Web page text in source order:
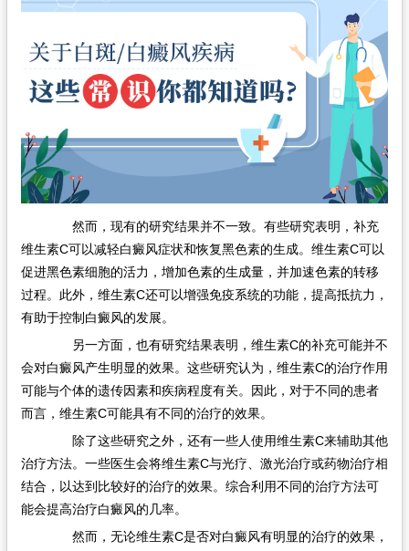
然而，现有的研究结果并不一致。有些研究表明，补充
维生素C可以减轻白癜风症状和恢复黑色素的生成。维生素C可以
促进黑色素细胞的活力，增加色素的生成量，并加速色素的转移
过程。此外，维生素C还可以增强免疫系统的功能，提高抵抗力，
有助于控制白癜风的发展。
另一方面，也有研究结果表明，维生素C的补充可能并不
会对白癜风产生明显的效果。这些研究认为，维生素C的治疗作用
可能与个体的遗传因素和疾病程度有关。因此，对于不同的患者
而言，维生素C可能具有不同的治疗的效果。
除了这些研究之外，还有一些人使用维生素C来辅助其他
治疗方法。一些医生会将维生素C与光疗、激光治疗或药物治疗相
结合，以达到比较好的治疗的效果。综合利用不同的治疗方法可
能会提高治疗白癜风的几率。
然而，无论维生素C是否对白癜风有明显的治疗的效果，